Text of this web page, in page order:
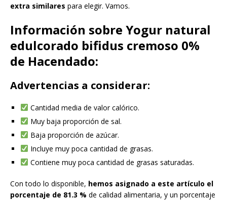
extra similares para elegir. Vamos.
Información sobre Yogur natural
edulcorado bifidus cremoso 0%
de Hacendado:
Advertencias a considerar:
Cantidad media de valor calórico.
Muy baja proporción de sal.
Baja proporción de azúcar.
Incluye muy poca cantidad de grasas.
Contiene muy poca cantidad de grasas saturadas.
Con todo lo disponible, hemos asignado a este artículo el
porcentaje de 81.3 % de calidad alimentaria, y un porcentaje